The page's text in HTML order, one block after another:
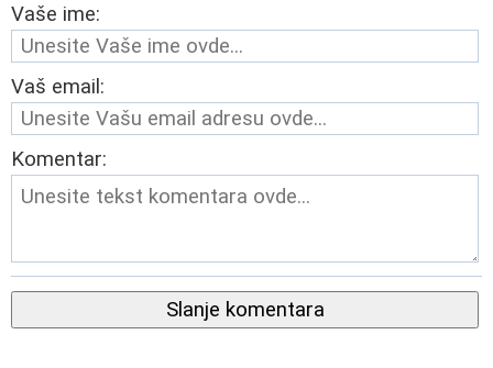
Vaše ime:
Vaš email:
Komentar:
Slanje komentara